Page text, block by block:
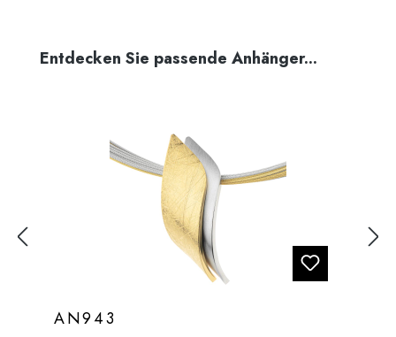
Produktgalerie überspringen
Entdecken Sie passende Anhänger...
AN943